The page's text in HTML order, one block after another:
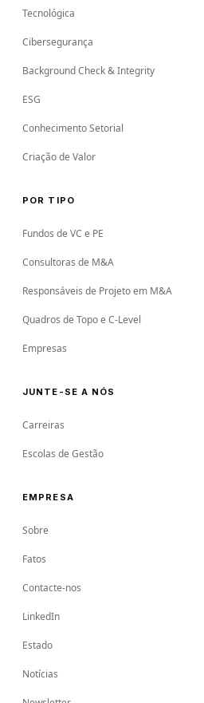
Tecnológica
Cibersegurança
Background Check & Integrity
ESG
Conhecimento Setorial
Criação de Valor
POR TIPO
Fundos de VC e PE
Consultoras de M&A
Responsáveis de Projeto em M&A
Quadros de Topo e C-Level
Empresas
JUNTE-SE A NÓS
Carreiras
Escolas de Gestão
EMPRESA
Sobre
Fatos
Contacte-nos
LinkedIn
Estado
Notícias